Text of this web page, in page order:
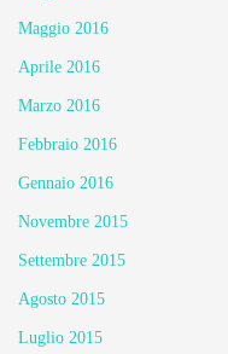
Maggio 2016
Aprile 2016
Marzo 2016
Febbraio 2016
Gennaio 2016
Novembre 2015
Settembre 2015
Agosto 2015
Luglio 2015